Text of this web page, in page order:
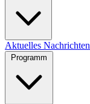
Aktuelles Nachrichten
Programm